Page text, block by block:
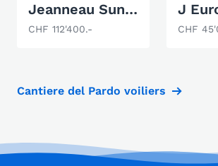
Jeanneau Sun Odyssey 47
CHF 112'400.-
J
CHF
Cantiere del Pardo voiliers